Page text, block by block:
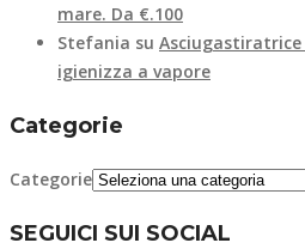
mare. Da €.100
Stefania su
igienizza a vapore
Categorie
Categorie
SEGUICI SUI SOCIAL